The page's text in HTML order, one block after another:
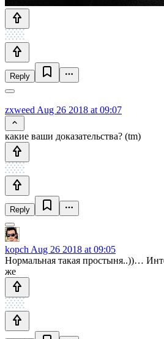
Reply
zxweed Aug 26 2018 at 09:07
какие ваши доказательства? (tm)
Reply
kopch Aug 26 2018 at 09:05
Нормальная такая простыня..))…
же